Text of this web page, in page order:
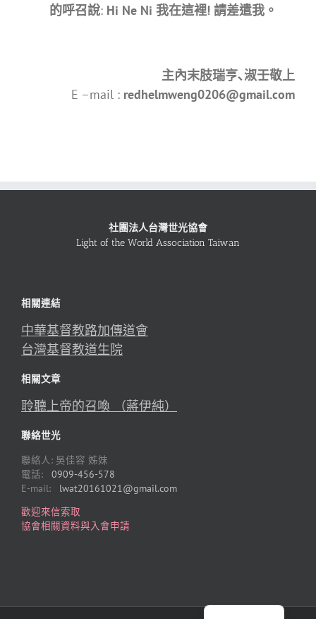
的呼召說: Hi Ne Ni 我在這裡! 請差遣我。
主內末肢瑞亨､淑壬敬上
E –mail : redhelmweng0206@gmail.com
社團法人台灣世光協會
Light of the World Association Taiwan
相關連結
中華基督教路加傳道會
台灣基督教道生院
相關文章
聆聽上帝的召喚 （蔣伊純）
聯絡世光
聯絡人: 吳佳容 姊妹
電話: 0909-456-578
E-mail: lwat20161021@gmail.com
歡迎來信索取
協會相關資料與入會申請